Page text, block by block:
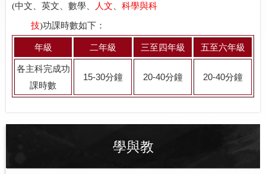
(中文、英文、數學、 人文
科學與科
技)功課時數如下：
年級 二年級 三至四年級 五至六年級
各主科完成功
課時數
15-30分鐘 20-40分鐘 20-40分鐘
學與教